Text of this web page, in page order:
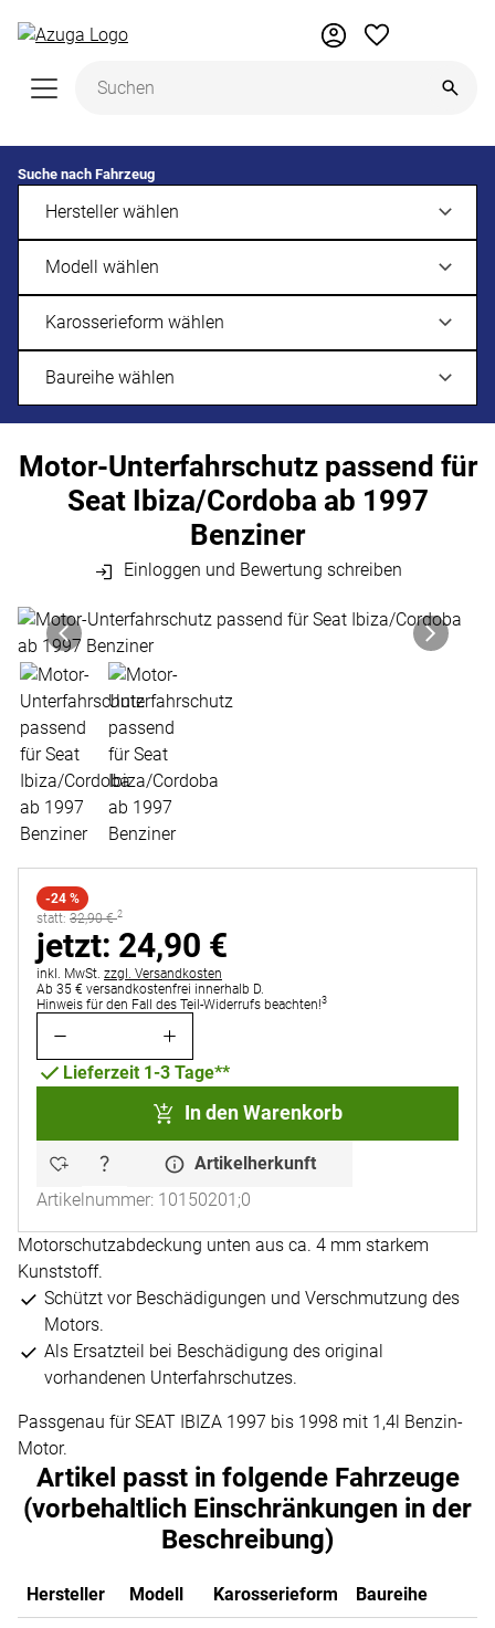
Suche nach Fahrzeug
Motor-Unterfahrschutz passend für
Seat Ibiza/Cordoba ab 1997
Benziner
Einloggen und Bewertung schreiben
Produktgalerie
Zur Kaufbox springen
-24 %
statt:
statt: 32,90€ 2
jetzt:
jetzt: 24,90 €
Steuerhinweis:
inkl. MwSt. zzgl. Versandkosten
Ab 35 € versandkostenfrei innerhalb D.
Hinweis für den Fall des Teil-Widerrufs beachten!3
Lieferzeit 1-3 Tage**
In den Warenkorb
Artikelherkunft
Artikelnummer: 10150201;0
Motorschutzabdeckung unten aus ca. 4 mm starkem
Kunststoff.
Schützt vor Beschädigungen und Verschmutzung des
Motors.
Als Ersatzteil bei Beschädigung des original
vorhandenen Unterfahrschutzes.
Passgenau für SEAT IBIZA 1997 bis 1998 mit 1,4l Benzin-
Motor.
Artikel passt in folgende Fahrzeuge
(vorbehaltlich Einschränkungen in der
Beschreibung)
Hersteller Modell Karosserieform Baureihe